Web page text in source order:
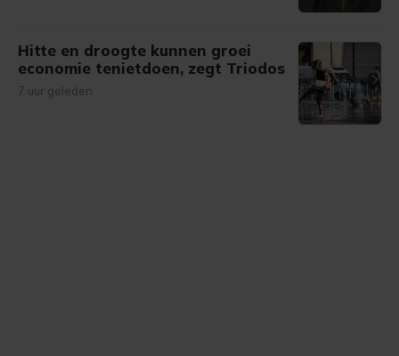
Hitte en droogte kunnen groei
economie tenietdoen, zegt Triodos
7 uur geleden